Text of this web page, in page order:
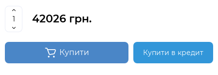
42026 грн.
Купити Купити в кредит